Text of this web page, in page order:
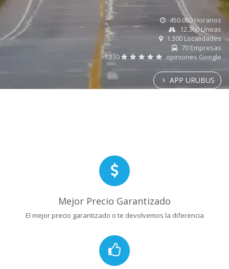
450.000 Horarios
12.300 Líneas
1.300 Localidades
70 Empresas
1.230
opiniones Google
APP URUBUS
Mejor Precio Garantizado
El mejor precio garantizado o te devolvemos la diferencia